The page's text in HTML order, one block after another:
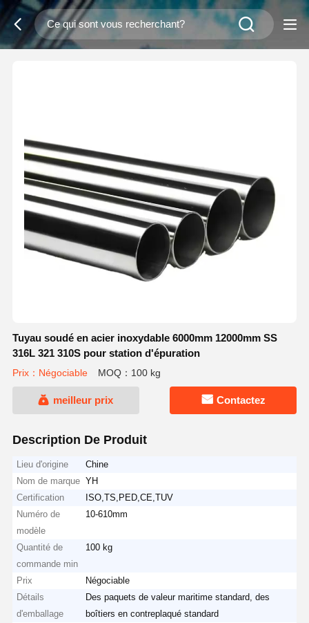
Tuyau soudé en acier inoxydable 6000mm 12000mm SS
316L 321 310S pour station d'épuration
Prix：Négociable MOQ：100 kg
meilleur prix Contactez
Description De Produit
Lieu d'origine
Chine
Nom de marque YH
Certification
ISO,TS,PED,CE,TUV
Numéro de
modèle
10-610mm
Quantité de
commande min
100 kg
Prix
Négociable
Détails
d'emballage
Des paquets de valeur maritime standard, des
boîtiers en contreplaqué standard